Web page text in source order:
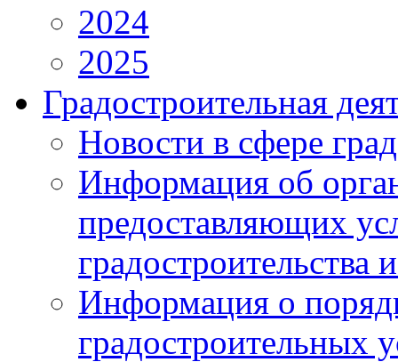
2024
2025
Градостроительная
Новости в сфере
Информация об
предоставляющих
градостроительства
Информация о
градостроительных